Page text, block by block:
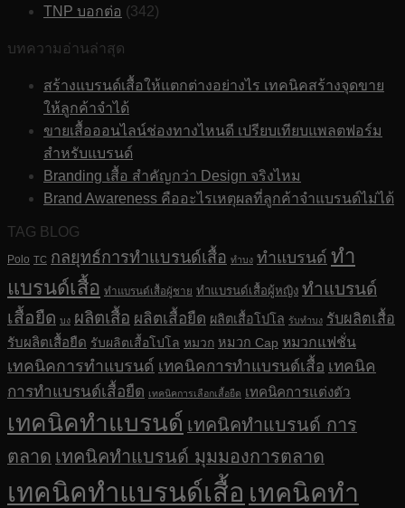
TNP บอกต่อ (342)
บทความอ่านล่าสุด
สร้างแบรนด์เสื้อให้แตกต่างอย่างไร เทคนิคสร้างจุดขาย
ให้ลูกค้าจำได้
ขายเสื้อออนไลน์ช่องทางไหนดี เปรียบเทียบแพลตฟอร์ม
สำหรับแบรนด์
Branding เสื้อ สำคัญกว่า Design จริงไหม
Brand Awareness คืออะไรเหตุผลที่ลูกค้าจำแบรนด์ไม่ได้
TAG BLOG
Polo TC กลยุทธ์การทำแบรนด์เสื้อ ทำบง ทำแบรนด์ ทำ
แบรนด์เสื้อ ทำแบรนด์เสื้อผู้ชาย ทำแบรนด์เสื้อผู้หญิง ทำแบรนด์
เสื้อยืด บง ผลิตเสื้อ ผลิตเสื้อยืด ผลิตเสื้อโปโล รับทำบง รับผลิตเสื้อ
รับผลิตเสื้อยืด รับผลิตเสื้อโปโล หมวก หมวก Cap หมวกแฟชั่น
เทคนิคการทำแบรนด์ เทคนิคการทำแบรนด์เสื้อ เทคนิค
การทำแบรนด์เสื้อยืด เทคนิคการเลือกเสื้อยืด เทคนิคการแต่งตัว
เทคนิคทำแบรนด์ เทคนิคทำแบรนด์ การ
ตลาด เทคนิคทำแบรนด์ มุมมองการตลาด
เทคนิคทำแบรนด์เสื้อ เทคนิคทำ